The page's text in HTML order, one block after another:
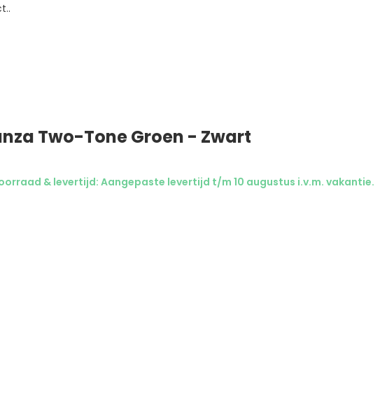
Two-Tone Groen - Zwart
& levertijd: Aangepaste levertijd t/m 10 augustus i.v.m. vakantie.